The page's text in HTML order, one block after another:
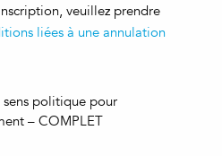
veuillez prendre
liées à une annulation
politique pour
– COMPLET